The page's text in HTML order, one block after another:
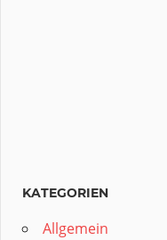
KATEGORIEN
Allgemein